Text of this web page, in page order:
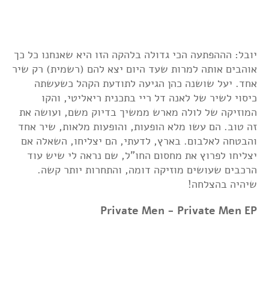
יובל: הההפתעה הכי גדולה בלהקה הזו היא שאנחנו כל כך
אוהבים אותה למרות שעד היום יצא להם (רשמית) רק שיר
אחד. יעל שושנה כהן הגיעה לתודעת הקהל כשעשתה
כיסוי לשיר של לאנה דל ריי בתכנית ריאליטי, והקו
המוזיקה של לולה מארש ממשיך בדיוק משם, ועושה את
זה טוב. הם עשו מלא הופעות, והופעות מלאות, שיר אחד
והבטחה לאלבום. בארץ, לדעתי, הם יצליחו, השאלה אם
יצליחו לפרוץ את מחסום החו"ל, שם נראה לי שיש עוד
הרכבים שעושים מוזיקה דומה, והתחרות יותר קשה.
שיהיה בהצלחה!
Private Men - Private Men EP